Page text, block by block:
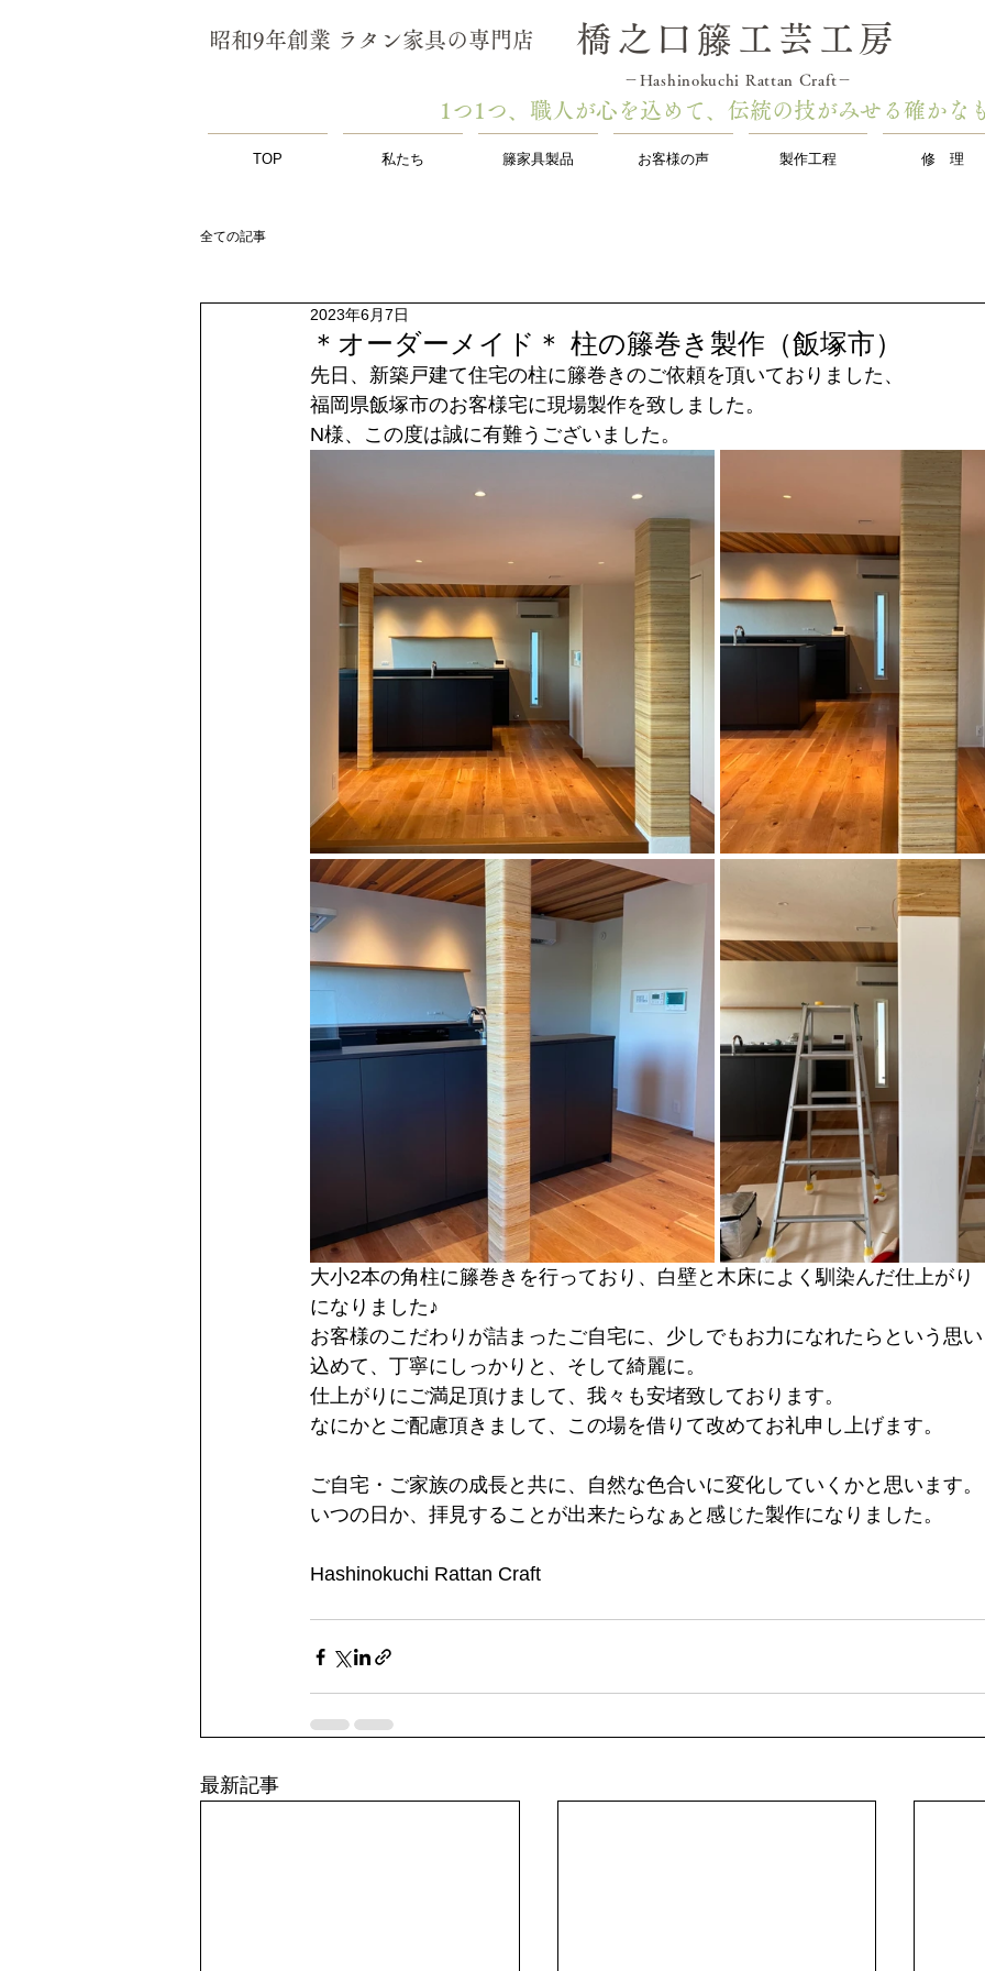
橋之口籐工芸工房
昭和9年創業 ラタン家具の専門店
​1つ1つ、職人が心を込めて、伝統の技がみせる確かな
－Hashinokuchi Rattan Craft－
TOP 私たち 籐家具製品 お客様の声 製作工程 修 理
全ての記事
＊オーダーメイド＊ 柱の籐巻き製作（飯塚市）
2023年6月7日
先日、新築戸建て住宅の柱に籐巻きのご依頼を頂いておりました、
福岡県飯塚市のお客様宅に現場製作を致しました。
N様、この度は誠に有難うございました。
大小2本の角柱に籐巻きを行っており、白壁と木床によく馴染んだ仕上がり
になりました♪
お客様のこだわりが詰まったご自宅に、少しでもお力になれたらという思
込めて、丁寧にしっかりと、そして綺麗に。
仕上がりにご満足頂けまして、我々も安堵致しております。
なにかとご配慮頂きまして、この場を借りて改めてお礼申し上げます。
ご自宅・ご家族の成長と共に、自然な色合いに変化していくかと思います。
いつの日か、拝見することが出来たらなぁと感じた製作になりました。
Hashinokuchi Rattan Craft
最新記事